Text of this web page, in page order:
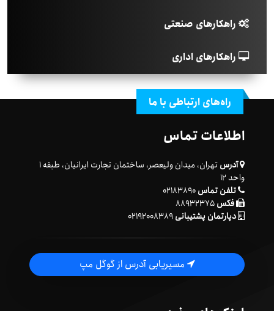
راهکارهای صنعتی
راهکارهای اداری
راه‌های ارتباطی با ما
اطلاعات تماس
آدرس
تهران، میدان ولیعصر، ساختمان تجارت ایرانیان، طبقه ۱
واحد ۱۲
تلفن تماس۰۲۱۸۳۸۹۰
فکس
دپارتمان پشتیبانی۰۲۱۹۲۰۰۸۳۸۹
مسیریابی آدرس از گوگل مپ